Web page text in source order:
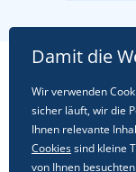
Damit die
Wir verwenden
sicher läuft, wir die
Ihnen relevante
Cookiessind kleine
von Ihnen